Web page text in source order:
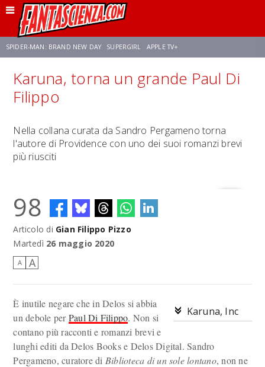
SPIDER-MAN: BRAND NEW DAY SUPERGIRL APPLE TV+
FRANCO RICCIARDIELLO ZENDAYA STAR TREK AVENGERS: DOOMSDAY
Karuna, torna un grande Paul Di
Filippo
Nella collana curata da Sandro Pergameno torna
l'autore di Providence con uno dei suoi romanzi brevi
più riusciti
98
Articolo di Gian Filippo Pizzo
Martedì 26 maggio 2020
A A
Karuna, Inc
È inutile negare che in Delos si abbia
un debole perPaul Di Filippo. Non si
contano più racconti e romanzi brevi e
lunghi editi da Delos Books e Delos Digital. Sandro
Pergameno, curatore di Biblioteca di un sole lontano, non ne